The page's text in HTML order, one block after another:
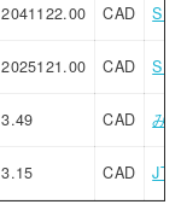
2041122.00 CAD SBI
2025121.00 CAD SBI
3.49 CAD み
3.15 CAD JTG